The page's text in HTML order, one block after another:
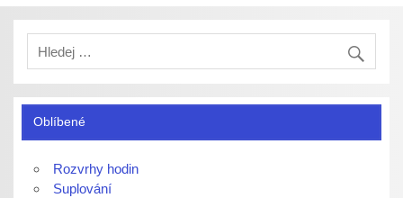
Oblíbené
Rozvrhy hodin
Suplování